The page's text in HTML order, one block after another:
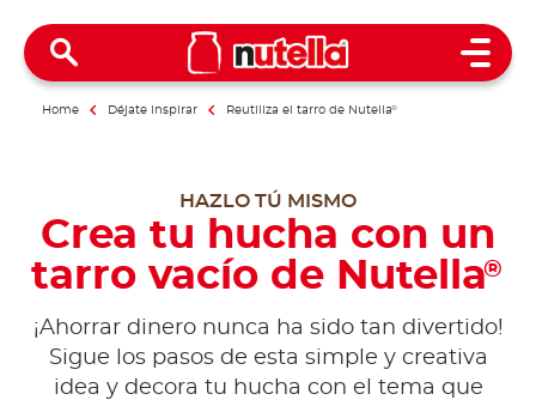
Open
Home Déjate inspirar Reutiliza el tarro de Nutella®
HAZLO TÚ MISMO
Crea tu hucha con un
tarro vacío de Nutella®
¡Ahorrar dinero nunca ha sido tan divertido!
Sigue los pasos de esta simple y creativa
idea y decora tu hucha con el tema que